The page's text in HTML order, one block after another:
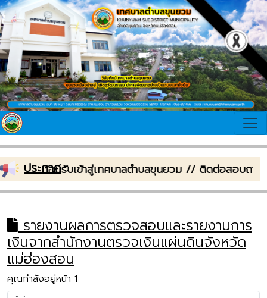
ประกาศ:
ยินดีต้อนรับเข้าสู่เทศบาลตำบลขุนยวม // ติดต่อสอบถาม
รายงานผลการตรวจสอบและรายงานการ
เงินจากสำนักงานตรวจเงินแผ่นดินจังหวัด
แม่ฮ่องสอน
คุณกำลังอยู่หน้า 1